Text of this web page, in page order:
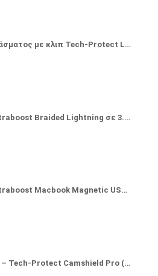
Φωτιστικό Διαβάσματος με κλιπ Tech-Protect LL100
Tech-Protect Ultraboost Braided Lightning σε 3.5mm 1m (Μαύρο)
Tech-Protect Ultraboost Macbook Magnetic USB 2.0 Cable USB-C male - Magsafe 3 140W PD 2m (Λευκό)
Θήκη Galaxy A27 – Tech-Protect Camshield Pro (Μαύρο)